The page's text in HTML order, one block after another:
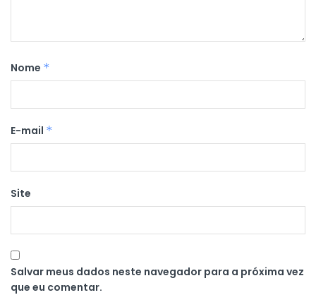
Nome *
E-mail *
Site
Salvar meus dados neste navegador para a próxima vez
que eu comentar.